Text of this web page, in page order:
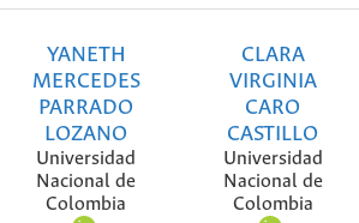
YANETH
MERCEDES
PARRADO
LOZANO
Universidad
Nacional de
Colombia
CLARA
VIRGINIA
CARO
CASTILLO
Universidad
Nacional de
Colombia